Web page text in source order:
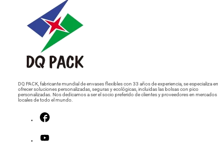
DQ PACK, fabricante mundial de envases flexibles con 33 años de experiencia, se especializa en
ofrecer soluciones personalizadas, seguras y ecológicas, incluidas las bolsas con pico
personalizadas. Nos dedicamos a ser el socio preferido de clientes y proveedores en mercados
locales de todo el mundo.